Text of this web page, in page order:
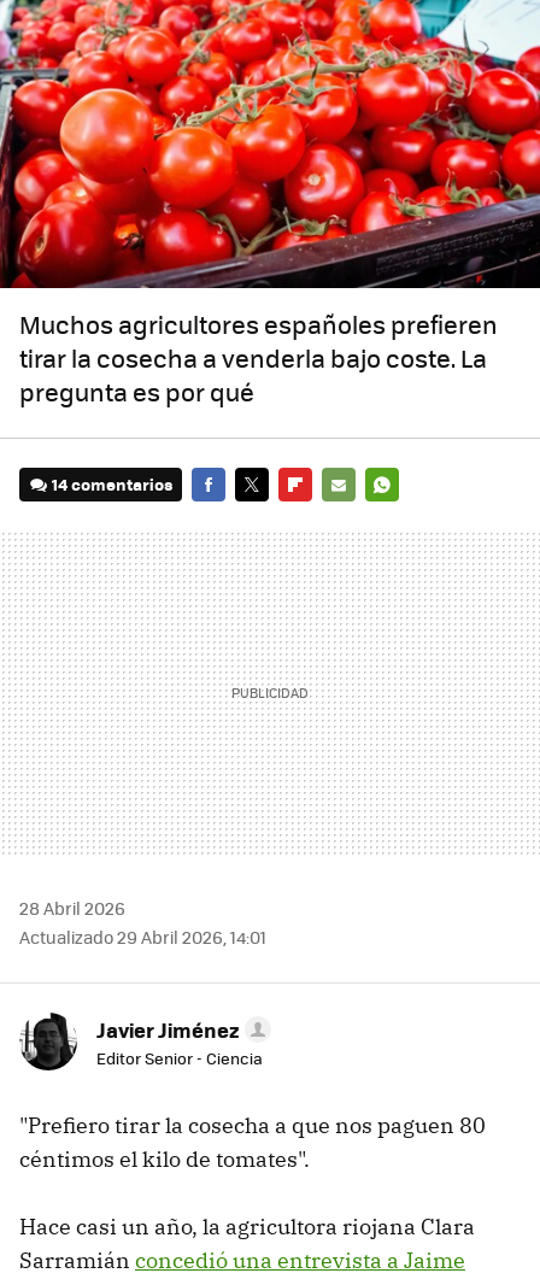
Muchos agricultores españoles prefieren
tirar la cosecha a venderla bajo coste. La
pregunta es por qué
14 comentarios
MAIL
28 Abril 2026
Actualizado 29 Abril 2026, 14:01
Javier Jiménez
Editor Senior - Ciencia
"Prefiero tirar la cosecha a que nos paguen 80
céntimos el kilo de tomates".
Hace casi un año, la agricultora riojana Clara
Sarramián concedió una entrevista a Jaime